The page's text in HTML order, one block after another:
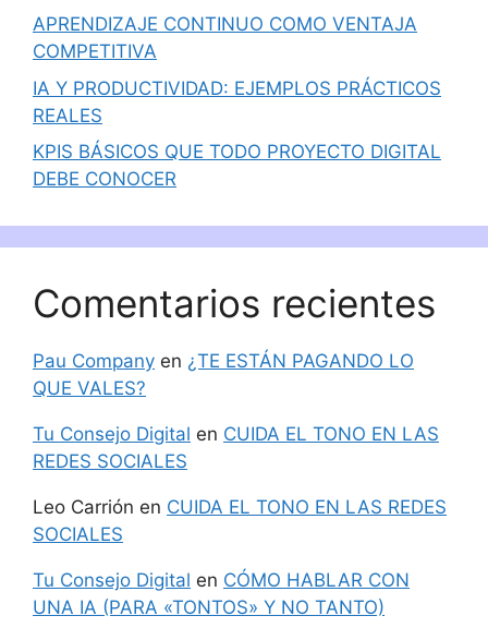
APRENDIZAJE CONTINUO COMO VENTAJA
COMPETITIVA
IA Y PRODUCTIVIDAD: EJEMPLOS PRÁCTICOS
REALES
KPIS BÁSICOS QUE TODO PROYECTO DIGITAL
DEBE CONOCER
Comentarios recientes
Pau Company en ¿TE ESTÁN PAGANDO LO
QUE VALES?
Tu Consejo Digital en CUIDA EL TONO EN LAS
REDES SOCIALES
Leo Carrión en CUIDA EL TONO EN LAS REDES
SOCIALES
Tu Consejo Digital en CÓMO HABLAR CON
UNA IA (PARA «TONTOS» Y NO TANTO)